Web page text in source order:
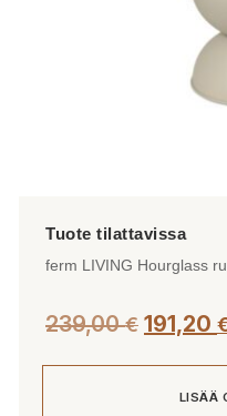
ferm LIVING Hourglass
239,00€ 191,20
LISÄÄ